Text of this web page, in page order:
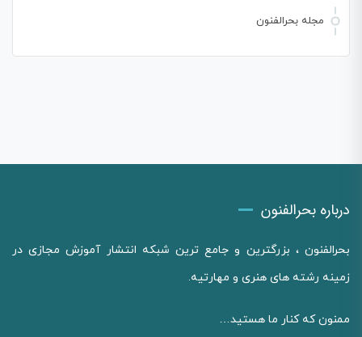
مجله بحرالفنون
درباره بحرالفنون
بحرالفنون ، بزرگترین و جامع ترین شبکه انتشار آموزش مجازی در
زمینه رشته های هنری و مهارتیه.
ممنون که کنار ما هستید…